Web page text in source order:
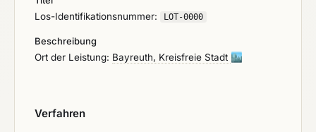
Los-Identifikationsnummer:
LOT-0000
Beschreibung
Ort der Leistung: Bayreuth, Kreisfreie Stadt 🏙️
Verfahren